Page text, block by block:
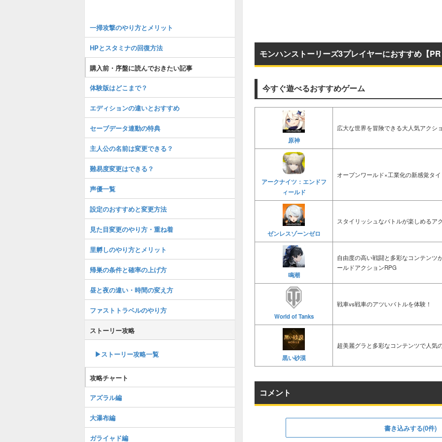
モンハンストーリーズ3プレイヤーにおすすめ【
今すぐ遊べるおすすめゲーム
原神
広大な世界を冒険できる大人気アクシ
アークナイツ：エンドフ
ィールド
オープンワールド×工業化の新感覚タ
ゼンレスゾーンゼロ
スタイリッシュなバトルが楽しめるア
鳴潮
自由度の高い戦闘と多彩なコンテンツ
ールドアクションRPG
World of Tanks
戦車vs戦車のアツいバトルを体験！
黒い砂漠
超美麗グラと多彩なコンテンツで人気
コメント
書き込みする(0件)
一掃攻撃のやり方とメリット
HPとスタミナの回復方法
購入前・序盤に読んでおきたい記事
体験版はどこまで？
エディションの違いとおすすめ
セーブデータ連動の特典
主人公の名前は変更できる？
難易度変更はできる？
声優一覧
設定のおすすめと変更方法
見た目変更のやり方・重ね着
里孵しのやり方とメリット
帰巣の条件と確率の上げ方
昼と夜の違い・時間の変え方
ファストトラベルのやり方
ストーリー攻略
▶︎ストーリー攻略一覧
攻略チャート
アズラル編
大瀑布編
ガライャド編